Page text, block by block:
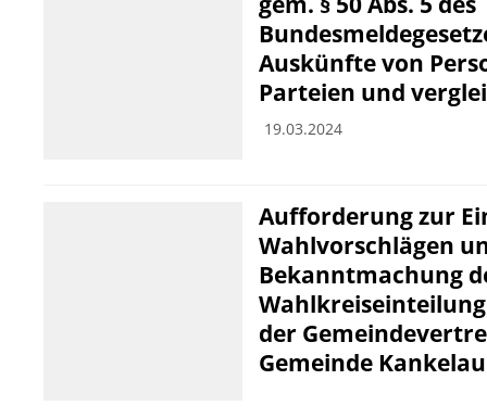
Auskünfte von
Parteien und
19.03.2024
Aufforderung zur
Wahlvorschlägen
Bekanntmachung
der
Gemeinde